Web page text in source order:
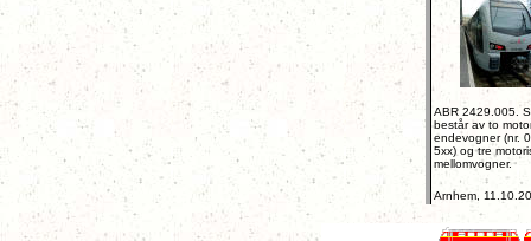
ABR 2429.005.
består av to
endevogner (nr.
5xx) og tre
mellomvogner.
Arnhem,